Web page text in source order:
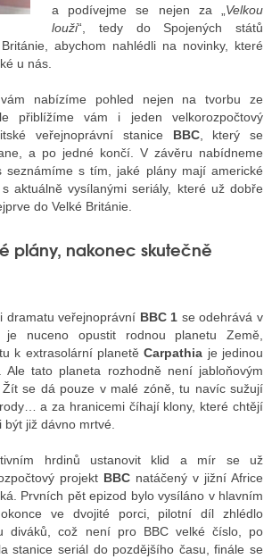
a podívejme se nejen za „ Velkou
louži“, tedy do Spojených států
abychom nahlédli na novinky, které
u nás.
nabízíme pohled nejen na tvorbu ze
přiblížíme vám i jeden velkorozpočtový
veřejnoprávní stanice BBC, který se
a po jedné končí. V závěru nabídneme
seznámíme s tím, jaké plány mají americké
aktuálně vysílanými seriály, které už dobře
do Velké Británie.
plány, nakonec skutečně
dramatu veřejnoprávní BBC 1 se odehrává v
nuceno opustit rodnou planetu Země,
k extrasolární planetěCarpathia je jedinou
Ale tato planeta rozhodně není jabloňovým
se dá pouze v malé zóně, tu navíc sužují
a za hranicemi číhají klony, které chtějí
již dávno mrtvé.
hrdinů ustanovit klid a mír se už
projekt BBC natáčený v jižní Africe
Prvních pět epizod bylo vysíláno v hlavním
ve dvojité porci, pilotní díl zhlédlo
diváků, což není pro BBC velké číslo, po
stanice seriál do pozdějšího času, finále se